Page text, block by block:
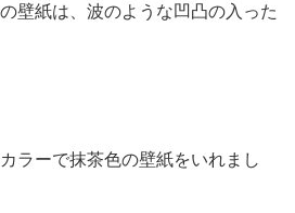
壁紙は、波のような凹凸の入った
ラーで抹茶色の壁紙をいれまし